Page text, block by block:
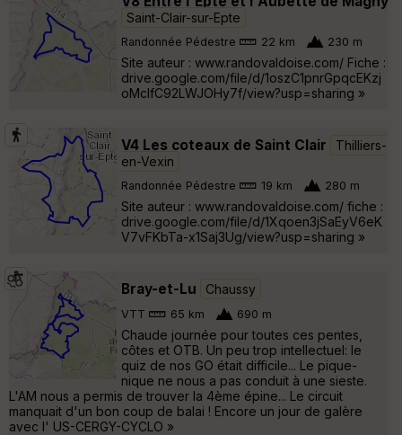
Saint-Clair-sur-Epte
Randonnée Pédestre 22 km 230 m
Site auteur : www.randovaldoise.com/ Fiche :
drive.google.com/file/d/1oszC1pnrGpqcEKzj
oMcIfC92LWJOHy7f/view?usp=sharing »
V4 Les coteaux de Saint Clair
Thilliers-
en-Vexin
Randonnée Pédestre 19 km 280 m
Site auteur : www.randovaldoise.com/ fiche :
drive.google.com/file/d/1Xqoen3jSaEyV6eK
V7vFKbTa-x1Saj3Ug/view?usp=sharing »
Bray-et-Lu Chaussy
VTT 65 km 690 m
Chaude journée pour toutes ces pentes,
côtes et OTB. Un peu trop intellectuel: le
quiz de nos GO était difficile... Le pique-
nique ne nous a pas conduit à une sieste.
L'AM nous a permis de trouver la 4ème épine... Le circuit
manquait d'un bon coup de balai ! Encore un jour de galère
avec l' US-CERGY-CYCLO »